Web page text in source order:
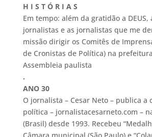
H I S T Ó R I A S
Em tempo: além da gratidão a DEUS,
jornalistas e as jornalistas que me
missão dirigir os Comitês de
de Cronistas de Política) na
Assembleia paulista
.
ANO 30
O jornalista – Cesar Neto – publica a
política – jornalistacesarneto.com –
(Brasil) desde 1993. Recebeu